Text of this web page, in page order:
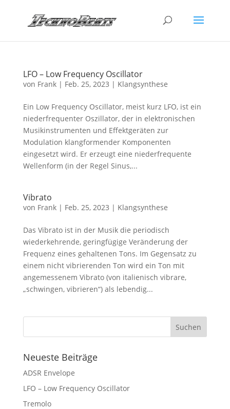
LFO – Low Frequency Oscillator
von Frank| Feb. 25, 2023 | Klangsynthese
Ein Low Frequency Oscillator, meist kurz LFO, ist ein
niederfrequenter Oszillator, der in elektronischen
Musikinstrumenten und Effektgeräten zur
Modulation klangformender Komponenten
eingesetzt wird. Er erzeugt eine niederfrequente
Wellenform (in der Regel Sinus,...
Vibrato
von Frank| Feb. 25, 2023 | Klangsynthese
Das Vibrato ist in der Musik die periodisch
wiederkehrende, geringfügige Veränderung der
Frequenz eines gehaltenen Tons. Im Gegensatz zu
einem nicht vibrierenden Ton wird ein Ton mit
angemessenem Vibrato (von italienisch vibrare,
„schwingen, vibrieren“) als lebendig...
Neueste Beiträge
ADSR Envelope
LFO – Low Frequency Oscillator
Tremolo